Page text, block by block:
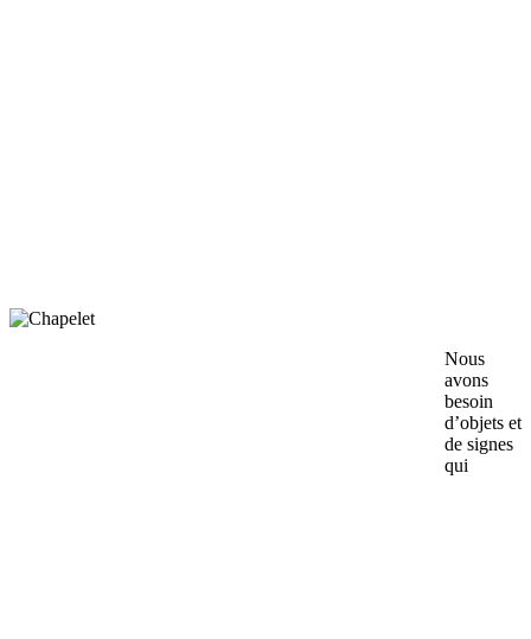
Nous
avons
besoin
d’objets et
de signes
qui